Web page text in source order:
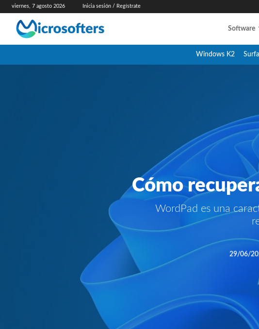
viernes, 7 agosto 2026 Inicia sesión / Regístrate
Software
Windows K2
Cómo
WordPad es una
29/06/